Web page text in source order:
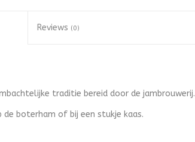
Reviews (0)
traditie bereid door de jambrouwerij.
boterham of bij een stukje kaas.